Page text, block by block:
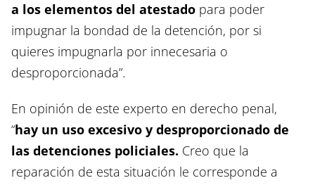
a los elementos del atestado para poder
impugnar la bondad de la detención, por si
quieres impugnarla por innecesaria o
desproporcionada”.
En opinión de este experto en derecho penal,
“hay un uso excesivo y desproporcionado de
las detenciones policiales. Creo que la
reparación de esta situación le corresponde a